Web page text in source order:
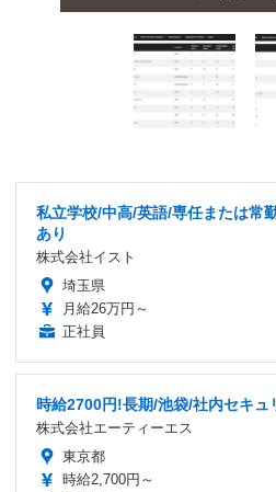
私立学校/中高/英語/専任または常
あり
株式会社イスト
埼玉県
月給26万円～
正社員
時給2700円!長期/池袋/社内セキュ
株式会社エーティーエス
東京都
時給2,700円～